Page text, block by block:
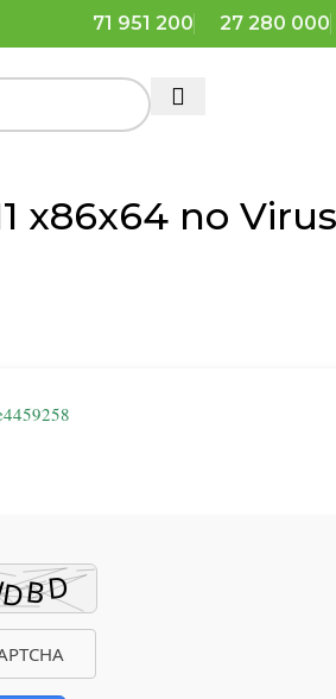
71 951 200 27 280 000
x86x64 no Virus